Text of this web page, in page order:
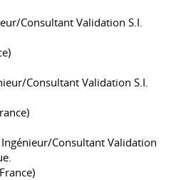
Consultant Validation S.I.
Consultant Validation S.I.
Consultant Validation